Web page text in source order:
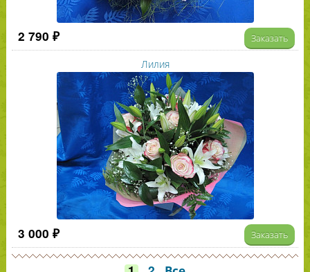
2 790 ₽ Заказать
Лилия
3 000 ₽ Заказать